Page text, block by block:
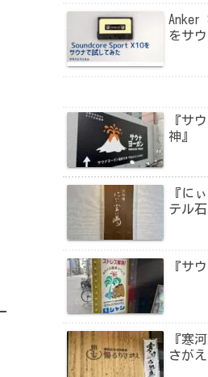
Anker
をサ
『サ
神』
『に
テル石
『サ
『寒
さがえ